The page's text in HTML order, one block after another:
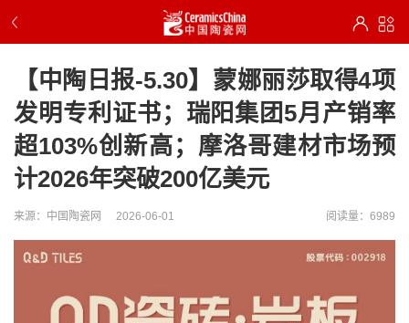
【中陶日报-5.30】蒙娜丽莎取得4项
发明专利证书；瑞阳集团5月产销率
超103%创新高；摩洛哥建材市场预
计2026年突破200亿美元
来源：中国陶瓷网 2026-06-01 阅读量：6989